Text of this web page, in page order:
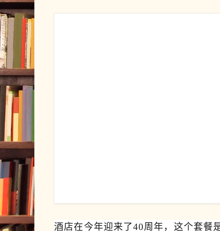
酒店在今年迎来了40周年，这个套餐